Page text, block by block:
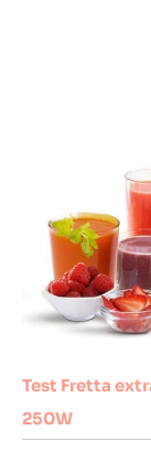
Test Fretta
250W